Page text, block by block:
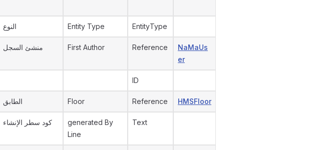
النوع Entity Type EntityType
منشئ السجل First Author Reference
NaMaUs
er
ID
الطابق Floor Reference HMSFloor
كود سطر الإنشاء
generated By
Line
Text